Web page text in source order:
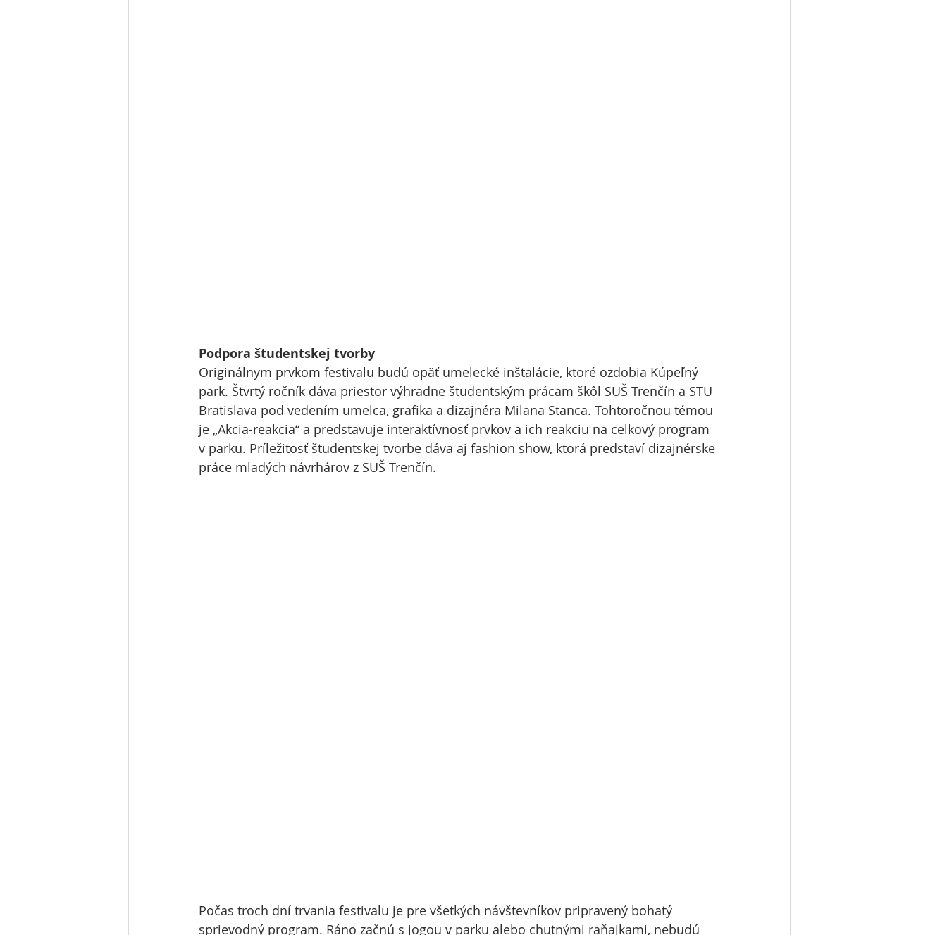
Podpora študentskej tvorby
Originálnym prvkom festivalu budú opäť umelecké inštalácie, ktoré ozdobia Kúpeľný
park. Štvrtý ročník dáva priestor výhradne študentským prácam škôl SUŠ Trenčín a STU
Bratislava pod vedením umelca, grafika a dizajnéra Milana Stanca. Tohtoročnou témou
je „Akcia-reakcia“ a predstavuje interaktívnosť prvkov a ich reakciu na celkový program
v parku. Príležitosť študentskej tvorbe dáva aj fashion show, ktorá predstaví dizajnérske
práce mladých návrhárov z SUŠ Trenčín.
Počas troch dní trvania festivalu je pre všetkých návštevníkov pripravený bohatý
sprievodný program. Ráno začnú s jogou v parku alebo chutnými raňajkami, nebudú